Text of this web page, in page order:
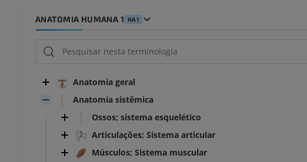
ANATOMIA HUMANA 1 HA1
Anatomia geral
Anatomia sistêmica
Ossos; sistema esquelético
Articulações; Sistema articular
Músculos; Sistema muscular